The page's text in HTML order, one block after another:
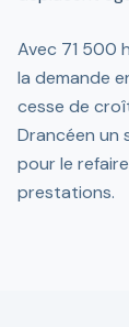
Avec 71 500
la demande
cesse de
Drancéen un
pour le
prestations.